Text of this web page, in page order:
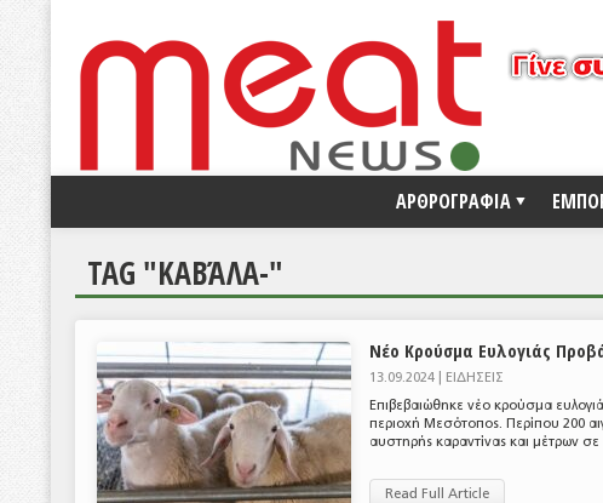
ΑΡΘΡΟΓΡΑΦΙΑ
TAG "ΚΑΒΆΛΑ-"
Νέο Κρούσμα Ευλογιάς
13.09.2024 | ΕΙΔΗΣΕΙΣ
Επιβεβαιώθηκε νέο κρούσμα
περιοχή Μεσότοπος. Περίπου 200
αυστηρής καραντίνας και μέτρων
Read Full Article